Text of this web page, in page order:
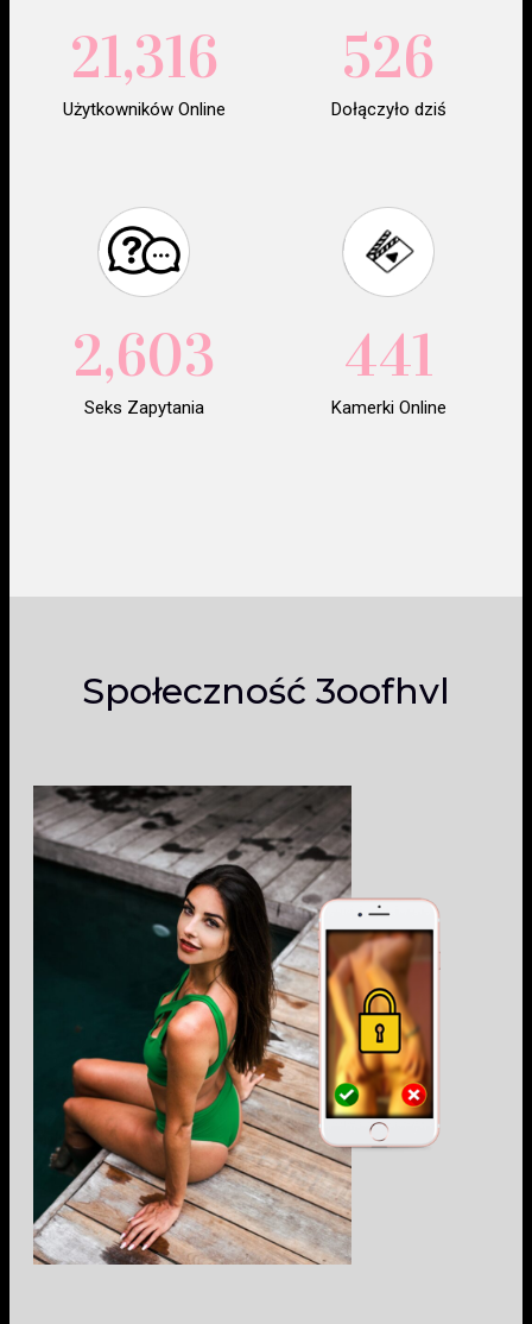
Użytkowników Online
21,316
Dołączyło dziś
526
Seks Zapytania
2,603
Kamerki Online
441
Społeczność 3oofhvl